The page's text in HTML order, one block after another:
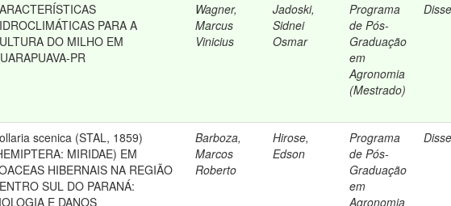
PARA A
DO MILHO EM
PR
Wagner,
Marcus
Vinicius
Jadoski,
Sidnei
Osmar
Programa
de Pós-
Graduação
em
Agronomia
(Mestrado)
scenica (STAL, 1859)
MIRIDAE) EM
HIBERNAIS NA REGIÃO
SUL DO PARANÁ:
E DANOS
Barboza,
Marcos
Roberto
Hirose,
Edson
Programa
de Pós-
Graduação
em
Agronomia